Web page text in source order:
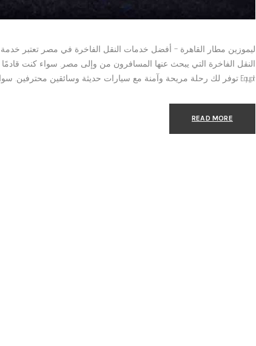
ليموزين مطار القاهرة – أفضل خدمات النقل الفاخرة في مصر تعتبر
Egypt توفر لك رحلة مريحة وآمنة مع سيارات حديثة وسائقين محترفين. سواء كنت تبحث عن ليموزين المطار، أو
READ MORE